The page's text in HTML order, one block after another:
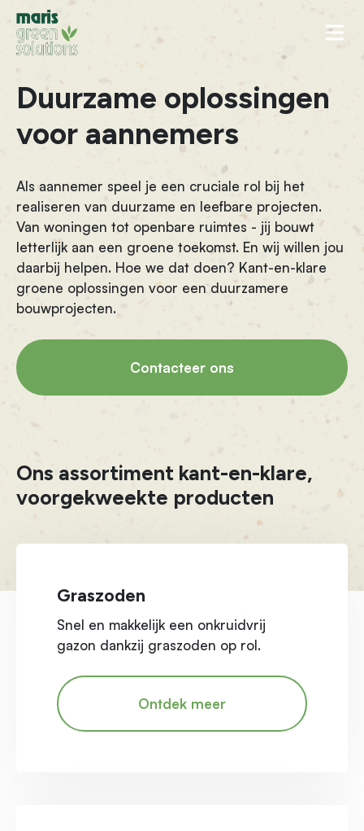
Naar inhoud
Duurzame oplossingen
voor aannemers
Als aannemer speel je een cruciale rol bij het
realiseren van duurzame en leefbare projecten.
Van woningen tot openbare ruimtes - jij bouwt
letterlijk aan een groene toekomst. En wij willen jou
daarbij helpen. Hoe we dat doen? Kant-en-klare
groene oplossingen voor een duurzamere
bouwprojecten.
Contacteer ons
Ons assortiment kant-en-klare,
voorgekweekte producten
Graszoden
Snel en makkelijk een onkruidvrij
gazon dankzij graszoden op rol.
Ontdek meer